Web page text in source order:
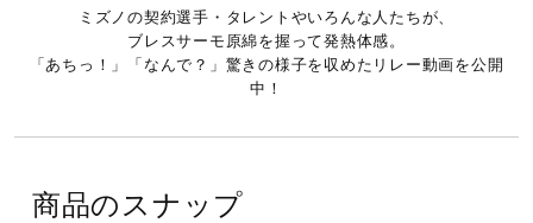
a
ミズノの契約選手・タレントやいろんな人たちが、
ブレスサーモ原綿を握って発熱体感。
「あちっ！」「なんで？」驚きの様子を収めたリレー動画を公開
中！
商品のスナップ